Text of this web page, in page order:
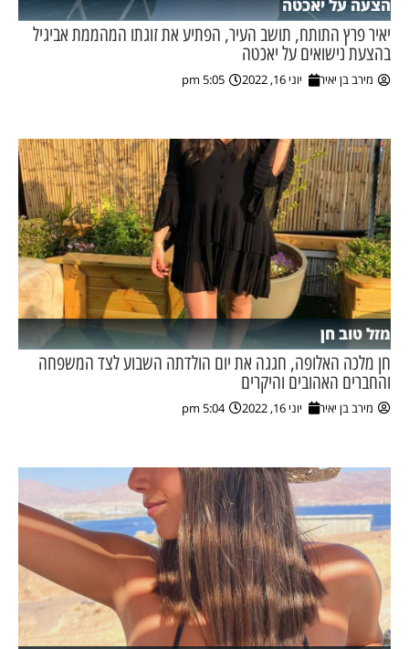
הצעה על יאכטה
יאיר פרץ התותח, תושב העיר, הפתיע את זוגתו המהממת אביגיל
בהצעת נישואים על יאכטה
מירב בן יאיר יוני 16, 2022 5:05 pm
מזל טוב חן
חן מלכה האלופה, חגגה את יום הולדתה השבוע לצד המשפחה
והחברים האהובים והיקרים
מירב בן יאיר יוני 16, 2022 5:04 pm